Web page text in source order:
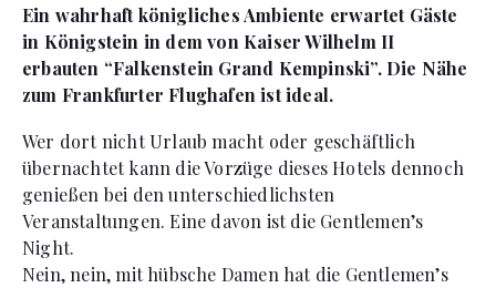
Ein wahrhaft königliches Ambiente erwartet Gäste
in Königstein in dem von Kaiser Wilhelm II
erbauten “Falkenstein Grand Kempinski”. Die Nähe
zum Frankfurter Flughafen ist ideal.
Wer dort nicht Urlaub macht oder geschäftlich
übernachtet kann die Vorzüge dieses Hotels dennoch
genießen bei den unterschiedlichsten
Veranstaltungen. Eine davon ist die Gentlemen’s
Night.
Nein, nein, mit hübsche Damen hat die Gentlemen’s